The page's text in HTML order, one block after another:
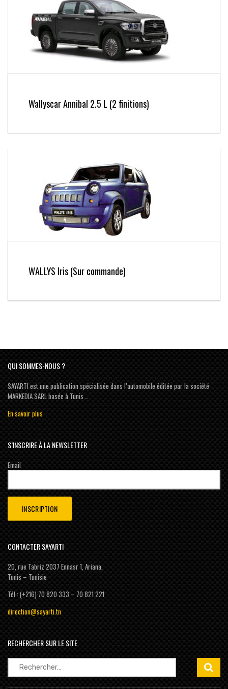
Wallyscar Annibal 2.5 L (2 finitions)
WALLYS Iris (Sur commande)
QUI SOMMES-NOUS ?
SAYARTI est une publication spécialisée dans l’automobile éditée par la société
MARKEDIA SARL basée à Tunis …
En savoir plus
S’INSCRIRE À LA NEWSLETTER
Email
CONTACTER SAYARTI
20, rue Tabriz 2037 Ennasr 1, Ariana,
Tunis – Tunisie
Tél : (+216) 70 820 333 – 70 821 221
direction@sayarti.tn
RECHERCHER SUR LE SITE
Rechercher :